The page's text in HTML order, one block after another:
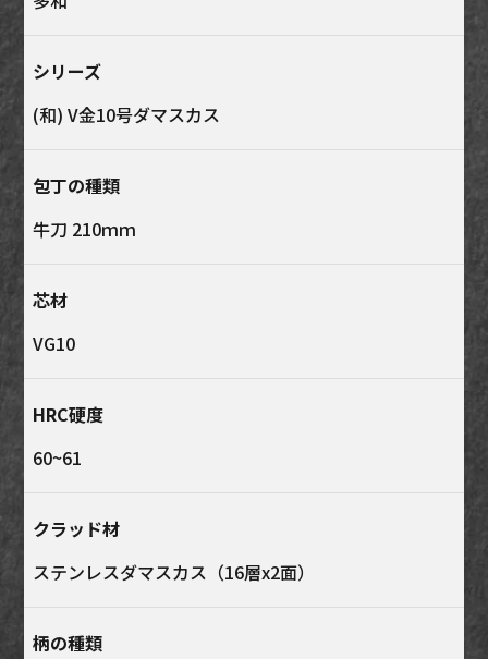
シリーズ
(和) V金10号ダマスカス
包丁の種類
牛刀 210ｍｍ
芯材
VG10
HRC硬度
60~61
クラッド材
ステンレスダマスカス（16層x2面）
柄の種類